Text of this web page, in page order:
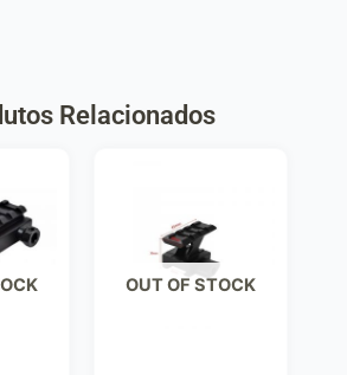
Relacionados
OUT OF STOCK